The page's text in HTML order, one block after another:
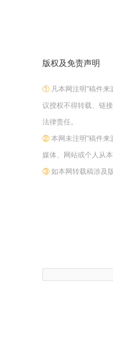
版权及免责声明
① 凡本网注明"稿件
议授权不得转载、链
法律责任。
② 本网未注明"稿件来
媒体、网站或个人从
③ 如本网转载稿涉及